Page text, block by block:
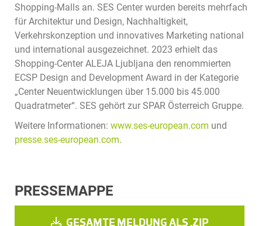
Shopping-Malls an. SES Center wurden bereits mehrfach
für Architektur und Design, Nachhaltigkeit,
Verkehrskonzeption und innovatives Marketing national
und international ausgezeichnet. 2023 erhielt das
Shopping-Center ALEJA Ljubljana den renommierten
ECSP Design and Development Award in der Kategorie
„Center Neuentwicklungen über 15.000 bis 45.000
Quadratmeter“. SES gehört zur SPAR Österreich Gruppe.
Weitere Informationen: www.ses-european.com und
presse.ses-european.com.
PRESSEMAPPE
GESAMTE MELDUNG ALS .ZIP